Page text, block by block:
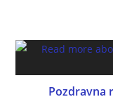
Pozdravna